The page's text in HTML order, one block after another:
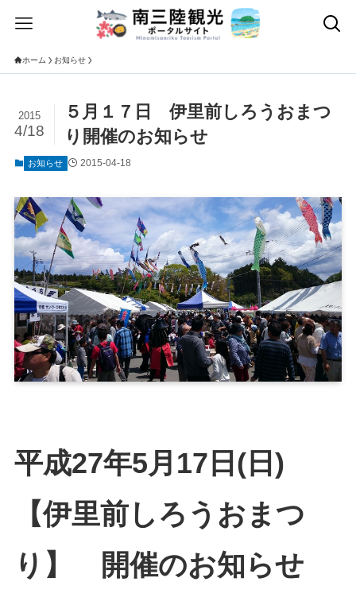
ホーム お知らせ
５月１７日 伊里前しろうおまつ
り開催のお知らせ
2015
4/18
お知らせ 2015-04-18
平成27年5月17日(日)
【伊里前しろうおまつ
り】 開催のお知らせ